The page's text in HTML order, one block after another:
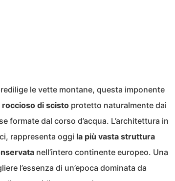
le vette montane, questa imponente
di scisto protetto naturalmente dai
formate dal corso d’acqua. L’architettura in
rappresenta oggi la più vasta struttura
nell’intero continente europeo. Una
l’essenza di un’epoca dominata da